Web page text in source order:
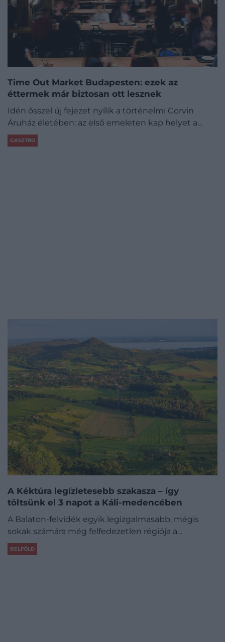
Time Out Market Budapesten: ezek az
éttermek már biztosan ott lesznek
Idén ősszel új fejezet nyílik a történelmi Corvin
Áruház életében: az első emeleten kap helyet a…
GASZTRO
A Kéktúra legízletesebb szakasza – így
töltsünk el 3 napot a Káli-medencében
A Balaton-felvidék egyik legizgalmasabb, mégis
sokak számára még felfedezetlen régiója a…
BELFÖLD